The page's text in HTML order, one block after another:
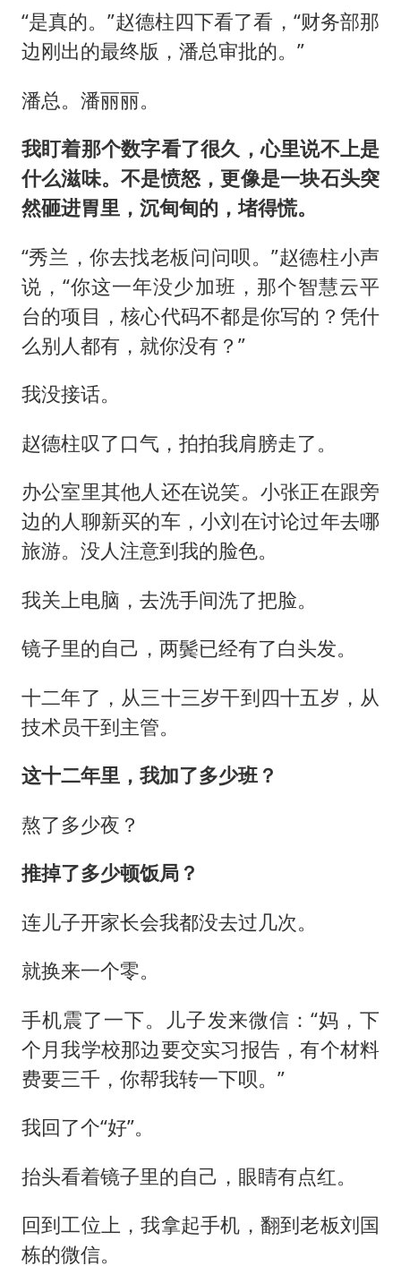
“是真的。”赵德柱四下看了看，“财务部那
边刚出的最终版，潘总审批的。”
潘总。潘丽丽。
我盯着那个数字看了很久，心里说不上是
什么滋味。不是愤怒，更像是一块石头突
然砸进胃里，沉甸甸的，堵得慌。
“秀兰，你去找老板问问呗。”赵德柱小声
说，“你这一年没少加班，那个智慧云平
台的项目，核心代码不都是你写的？凭什
么别人都有，就你没有？”
我没接话。
赵德柱叹了口气，拍拍我肩膀走了。
办公室里其他人还在说笑。小张正在跟旁
边的人聊新买的车，小刘在讨论过年去哪
旅游。没人注意到我的脸色。
我关上电脑，去洗手间洗了把脸。
镜子里的自己，两鬓已经有了白头发。
十二年了，从三十三岁干到四十五岁，从
技术员干到主管。
这十二年里，我加了多少班？
熬了多少夜？
推掉了多少顿饭局？
连儿子开家长会我都没去过几次。
就换来一个零。
手机震了一下。儿子发来微信：“妈，下
个月我学校那边要交实习报告，有个材料
费要三千，你帮我转一下呗。”
我回了个“好”。
抬头看着镜子里的自己，眼睛有点红。
回到工位上，我拿起手机，翻到老板刘国
栋的微信。